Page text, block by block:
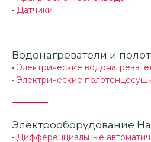
• Датчики
Водонагреватели и
• Электрические
• Электрические
Электрооборудование
• Дифференциальные